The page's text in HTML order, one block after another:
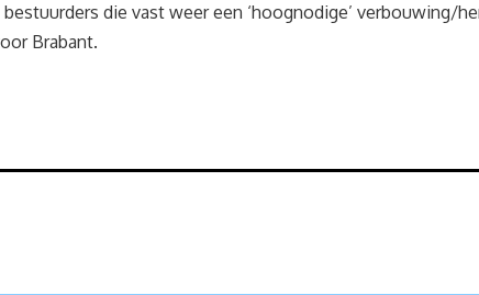
die vast weer een ‘hoognodige’ verbouwing/
Brabant.